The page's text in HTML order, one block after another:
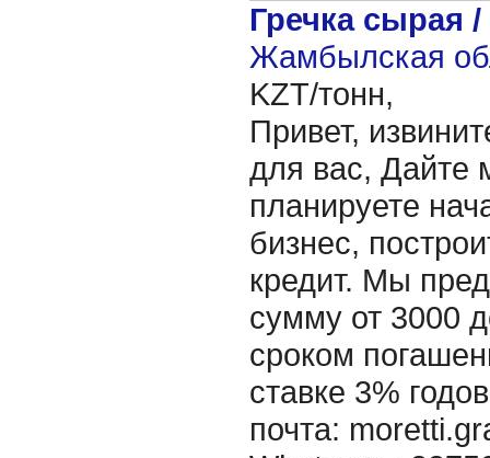
Гречка сырая /
Жамбылская
KZT/тонн,
Привет,
для вас, Дайте
планируете
бизнес,
кредит. Мы
сумму от 3000
сроком
ставке 3%
почта: